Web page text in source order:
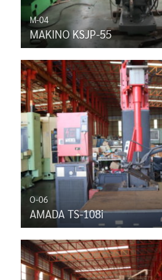
M-04
MAKINO KSJP-55
O-06
AMADA TS-108i